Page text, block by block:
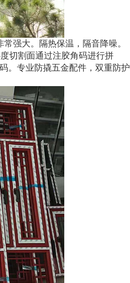
强大。隔热保温，隔音降噪。
切割面通过注胶角码进行拼
。专业防撬五金配件，双重防护